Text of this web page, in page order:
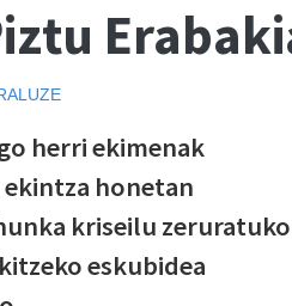
herri ekimenak
honetan
kriseilu zeruratuko
eskubidea